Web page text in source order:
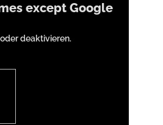
except Google
deaktivieren.